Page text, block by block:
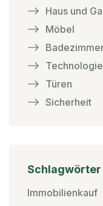
Haus und
Möbel
Technologie
Türen
Sicherheit
Schlagwörter
Immobilienkauf